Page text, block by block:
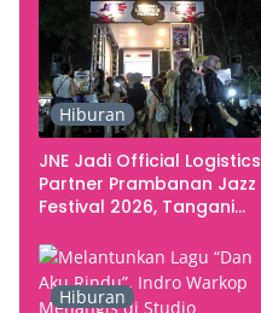
Hiburan
JNE Jadi Official Logistics
Partner Prambanan Jazz
Festival 2026, Tangani
Kebutuhan Konser
Hiburan